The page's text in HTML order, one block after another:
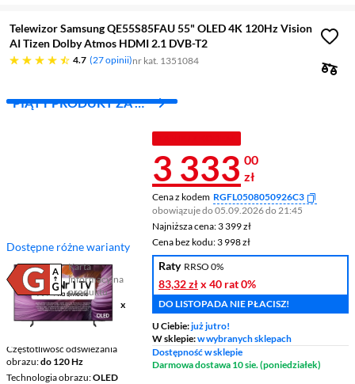
Telewizor Samsung QE55S85FAU 55" OLED 4K 120Hz Vision
AI Tizen Dolby Atmos HDMI 2.1 DVB-T2
4.7
4.7 gwiazdek 27 opinii nr kat. 1351084
PIĄTY PRODUKT ZA 1
Dostępne różne warianty
Karta
informacyjna
produktu
Plik w formacie pdf
(otworzy się w nowym oknie)
Ekran 55 ", 4K UHD / 3840 x
2160
Częstotliwość odświeżania
obrazu do 120 Hz
Technologia obrazu OLED
Cena 3 333
3 333 00
zł
Cena z kodem RGFL0508050926C3
obowiązuje do 05.09.2026 do 21:45
Najniższa cena: 3 399 zł
Najniższa cena:3 399 zł
Cena bez kodu: 3 998 zł
Cena bez kodu:3 998 zł
Raty RRSO 0%
83,32 złx 40 rat0%
DO LISTOPADA NIE PŁACISZ!
U Ciebie:już jutro!
W sklepie:w wybranych sklepach
Dostępność w sklepie
Darmowa dostawa 10 sie. (poniedziałek)